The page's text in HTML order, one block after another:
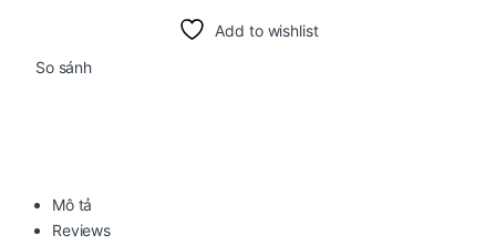
Add to wishlist
So sánh
Mô tả
Reviews